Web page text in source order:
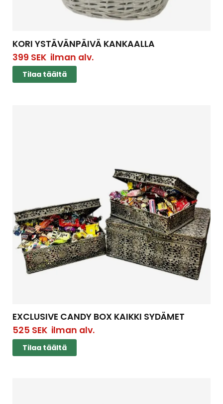
KORI YSTÄVÄNPÄIVÄ KANKAALLA
399 SEKilman alv.
Tilaa täältä
EXCLUSIVE CANDY BOX KAIKKI SYDÄMET
525 SEKilman alv.
Tilaa täältä